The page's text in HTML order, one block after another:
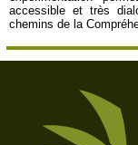
accessible et très
chemins de la